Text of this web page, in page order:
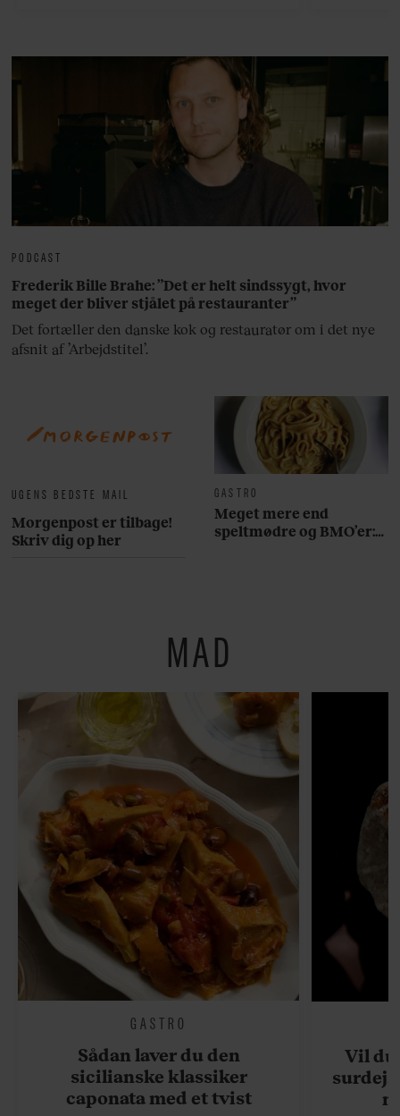
UGENS BEDSTE MAIL
Morgenpost er tilbage!
Skriv dig op her
GASTRO
Meget mere end
speltmødre og BMO’er:
PODCAST
Frederik Bille Brahe: ”Det er helt sindssygt, hvor
meget der bliver stjålet på restauranter”
Det fortæller den danske kok og restauratør om i det nye
afsnit af ’Arbejdstitel’.
MAD
GASTRO
Sådan laver du den
sicilianske klassiker
caponata med et tvist
Vil du